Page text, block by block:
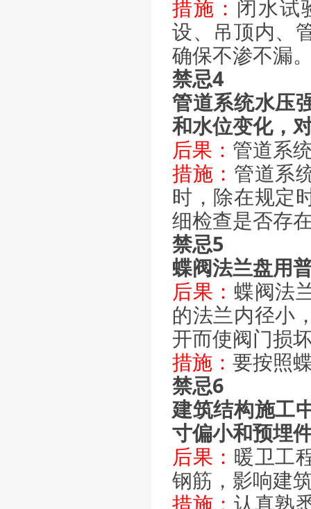
措施： 闭水试
设、吊顶内、
确保不渗不漏
禁忌4
管道系统水压
和水位变化，
后果： 管道系
措施： 管道系
时，除在规定
细检查是否存
禁忌5
蝶阀法兰盘用
后果： 蝶阀法
的法兰内径小
开而使阀门损
措施： 要按照
禁忌6
建筑结构施工
寸偏小和预埋
后果： 暖卫工
钢筋，影响建
措施：认真熟